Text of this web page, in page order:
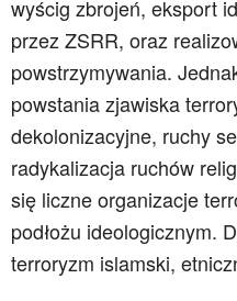
wyścig zbrojeń, eksport
przez ZSRR, oraz
powstrzymywania.
powstania zjawiska
dekolonizacyjne, ruchy
radykalizacja ruchów
się liczne organizacje
podłożu ideologicznym.
terroryzm islamski,